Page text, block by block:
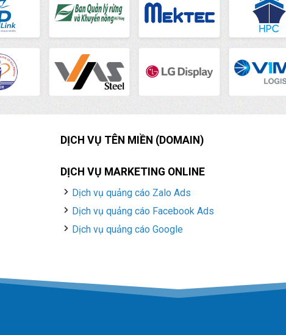
DỊCH VỤ TÊN MIỀN (DOMAIN)
DỊCH VỤ MARKETING ONLINE
Dịch vụ quảng cáo Zalo Ads
Dịch vụ quảng cáo Facebook Ads
Dịch vụ quảng cáo Google